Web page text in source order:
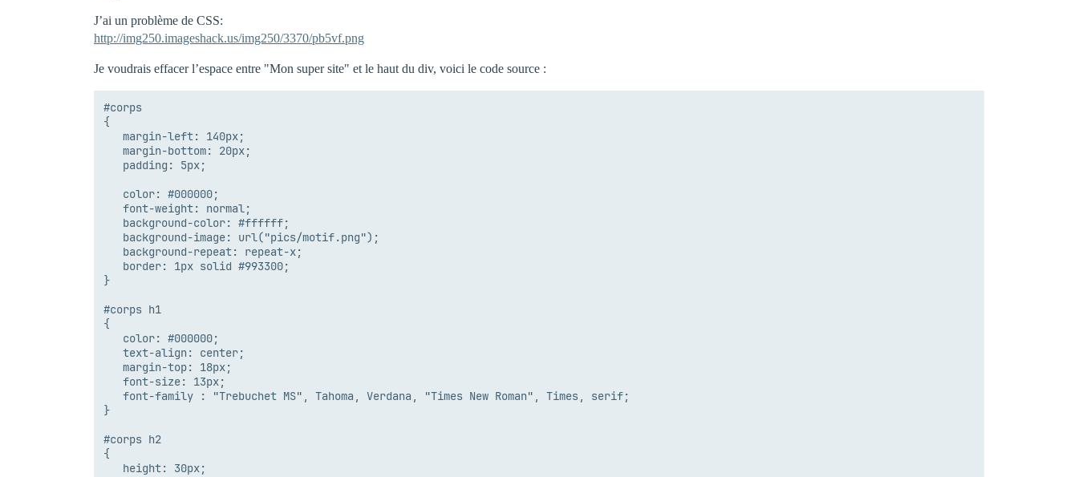
J’ai un problème de CSS:
http://img250.imageshack.us/img250/3370/pb5vf.png
Je voudrais effacer l’espace entre "Mon super site" et le haut du div, voici le code source :
#corps
{
   margin-left: 140px;
   margin-bottom: 20px;
   padding: 5px;
   color: #000000;
   font-weight: normal;
   background-color: #ffffff;
   background-image: url("pics/motif.png");
   background-repeat: repeat-x;
   border: 1px solid #993300;
}
#corps h1
{
   color: #000000;
   text-align: center;
   margin-top: 18px;
   font-size: 13px;
   font-family : "Trebuchet MS", Tahoma, Verdana, "Times New Roman", Times, serif;
}
#corps h2
{
   height: 30px;